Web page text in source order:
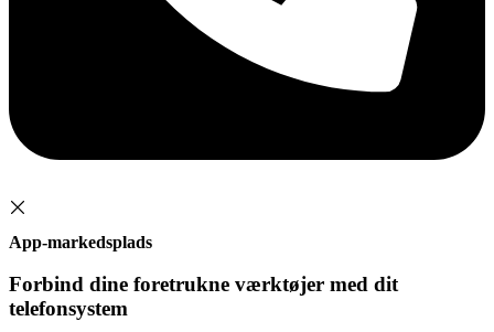
App-markedsplads
Forbind dine foretrukne værktøjer med dit
telefonsystem